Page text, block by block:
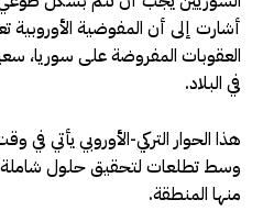
أشارت إلى أن المفوضية
العقوبات المفروضة على سوريا،
في البلاد.
هذا الحوار التركي-الأوروبي يأتي في
وسط تطلعات لتحقيق حلول شاملة
منها المنطقة.